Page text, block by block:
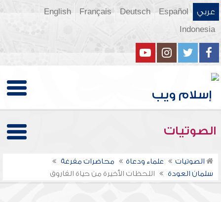
عربي Español
Deutsch
Français
English
Indonesia
الصوتيات
الصوتيات علماء ودعاة
محاضرات مفرغة
سلمان العودة
اللحظات الأخيرة من حياة الفاروق